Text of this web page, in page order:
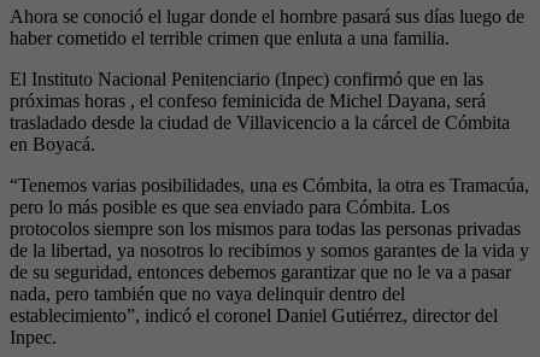
Ahora se conoció el lugar donde el hombre pasará sus días luego de
haber cometido el terrible crimen que enluta a una familia.
El Instituto Nacional Penitenciario (Inpec) confirmó que en las
próximas horas , el confeso feminicida de Michel Dayana, será
trasladado desde la ciudad de Villavicencio a la cárcel de Cómbita
en Boyacá.
“Tenemos varias posibilidades, una es Cómbita, la otra es Tramacúa,
pero lo más posible es que sea enviado para Cómbita. Los
protocolos siempre son los mismos para todas las personas privadas
de la libertad, ya nosotros lo recibimos y somos garantes de la vida y
de su seguridad, entonces debemos garantizar que no le va a pasar
nada, pero también que no vaya delinquir dentro del
establecimiento”, indicó el coronel Daniel Gutiérrez, director del
Inpec.